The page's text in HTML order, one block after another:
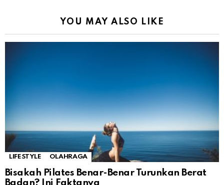
YOU MAY ALSO LIKE
LIFESTYLE OLAHRAGA
Bisakah Pilates Benar-Benar Turunkan Berat
Badan? Ini Faktanya